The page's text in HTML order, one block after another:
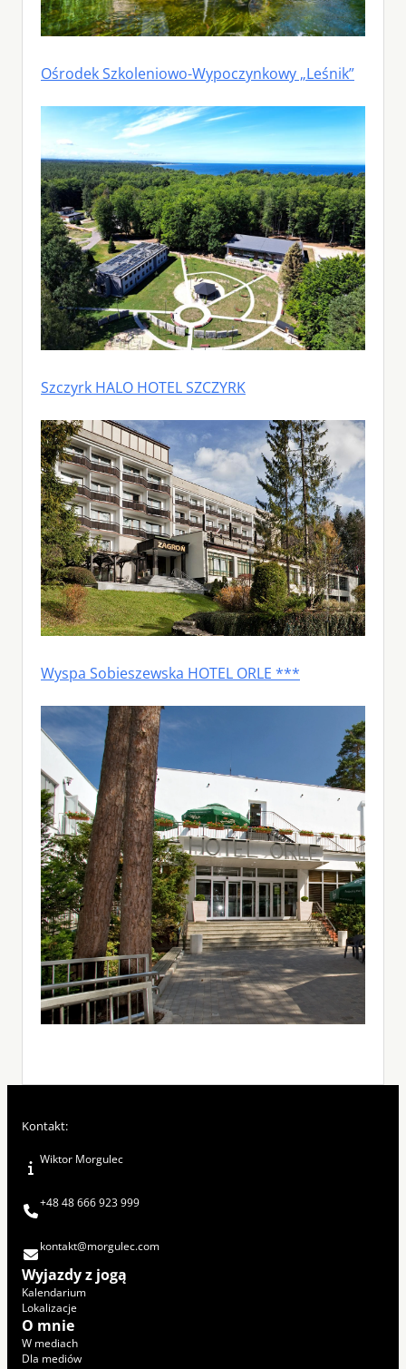
Ośrodek Szkoleniowo-Wypoczynkowy „Leśnik”
Szczyrk HALO HOTEL SZCZYRK
Wyspa Sobieszewska HOTEL ORLE ***
Kontakt:
Wiktor Morgulec
+48 48 666 923 999
kontakt@morgulec.com
Wyjazdy z jogą
Kalendarium
Lokalizacje
O mnie
W mediach
Dla mediów